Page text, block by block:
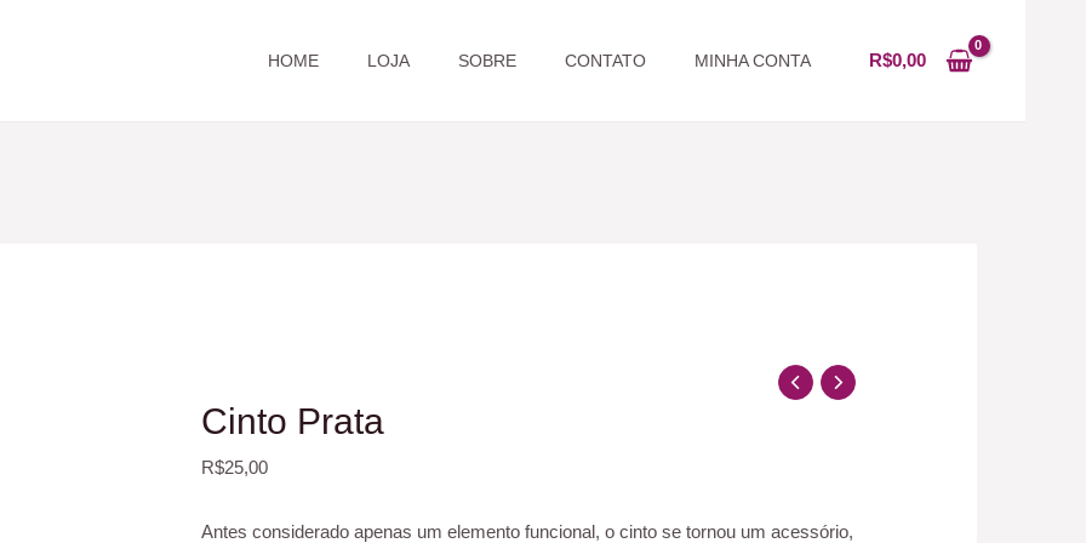
HOME LOJA SOBRE CONTATO MINHA CONTA R$0,00
Cinto Prata
R$25,00
Antes considerado apenas um elemento funcional, o cinto se tornou um acessório,